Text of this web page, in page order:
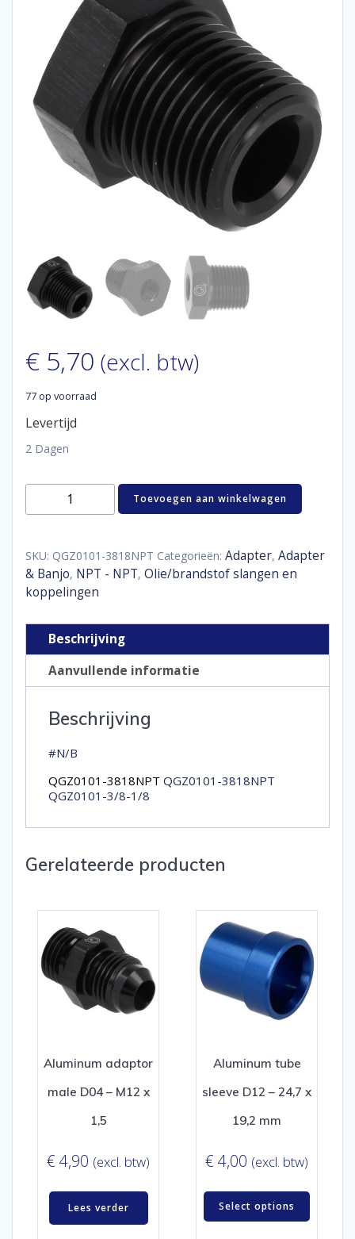
€ 5,70 (excl. btw)
77 op voorraad
Levertijd
2 Dagen
Reducer
3/8"
-
1/8"
NPT
Toevoegen aan winkelwagen
SKU: QGZ0101-3818NPT Categorieën: Adapter, Adapter
& Banjo, NPT - NPT, Olie/brandstof slangen en
koppelingen
Beschrijving
Aanvullende informatie
Beschrijving
#N/B
QGZ0101-3818NPT QGZ0101-3818NPT
QGZ0101-3/8-1/8
Gerelateerde producten
Aluminum adaptor
male D04 – M12 x
1,5
€ 4,90 (excl. btw)
Lees verder
Aluminum tube
sleeve D12 – 24,7 x
19,2 mm
€ 4,00 (excl. btw)
Select options